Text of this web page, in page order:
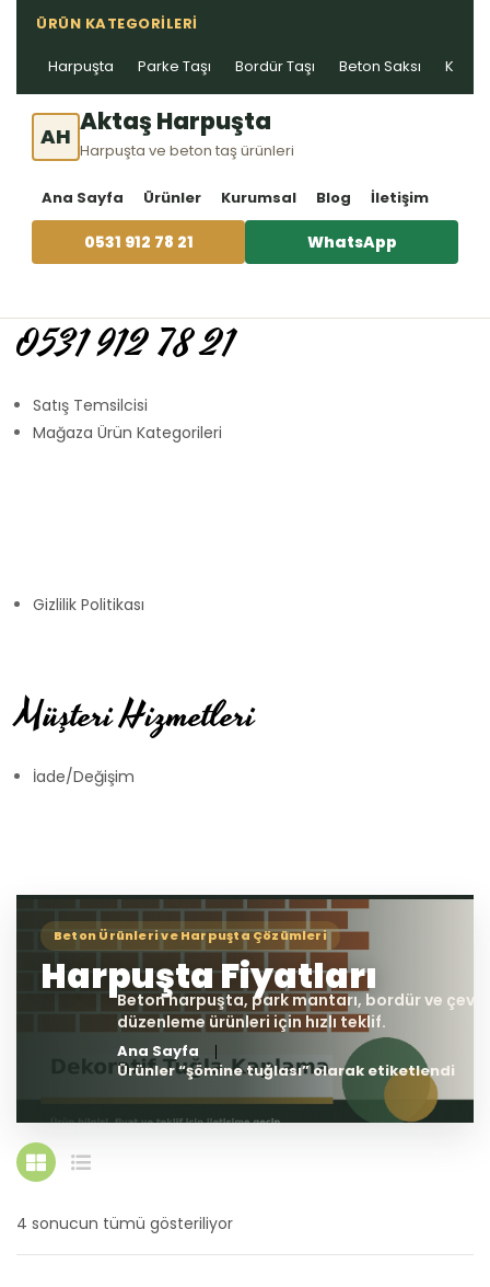
ÜRÜN KATEGORILERI
Harpuşta Parke Taşı Bordür Taşı Beton Saksı Kablo
AH Aktaş Harpuşta
Harpuşta ve beton taş ürünleri
Ana Sayfa Ürünler Kurumsal Blog İletişim
0531 912 78 21 WhatsApp
0531 912 78 21
Satış Temsilcisi
Mağaza Ürün Kategorileri
Gizlilik Politikası
Müşteri Hizmetleri
İade/Değişim
Ana Sayfa
Ürünler “şömine tuğlası” olarak etiketlendi
4 sonucun tümü gösteriliyor